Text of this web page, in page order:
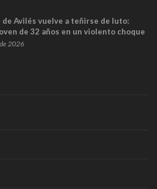
de Avilés vuelve a teñirse de luto:
de 32 años en un violento choque
2026